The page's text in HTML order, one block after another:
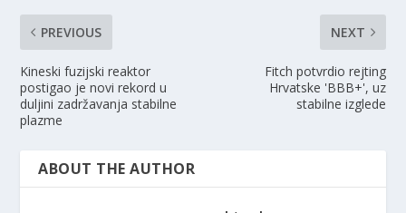
PREVIOUS
Kineski fuzijski reaktor
postigao je novi rekord u
duljini zadržavanja stabilne
plazme
NEXT
Fitch potvrdio rejting
Hrvatske 'BBB+', uz
stabilne izglede
ABOUT THE AUTHOR